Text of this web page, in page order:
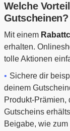
Welche
Gutscheinen?
Mit einem
erhalten.
tolle Aktionen
Sichere dir
deinem
Produkt-Prämien,
Gutscheins
Beigabe, wie